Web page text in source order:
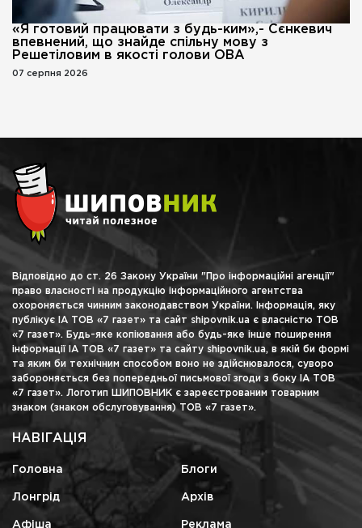
«Я готовий працювати з будь-ким»,- Сєнкевич
впевнений, що знайде спільну мову з
Решетіловим в якості голови ОВА
07 серпня 2026
Відповідно до ст. 26 Закону України "Про інформаційні агенції"
право власності на продукцію інформаційного агентства
охороняється чинним законодавством України. Інформація, яку
публікує ІА ТОВ «7 газет» та сайт shipovnik.ua є власністю ТОВ
«7 газет». Будь-яке копіювання або будь-яке інше поширення
інформації ІА ТОВ «7 газет» та сайту shipovnik.ua, в якій би формі
та яким би технічним способом воно не здійснювалося, суворо
забороняється без попередньої письмової згоди з боку ІА ТОВ
«7 газет». Логотип ШИПОВНИК є зареєстрованим товарним
знаком (знаком обслуговування) ТОВ «7 газет».
НАВІГАЦІЯ
Головна Блоги
Лонгрід Архів
Афіша Реклама